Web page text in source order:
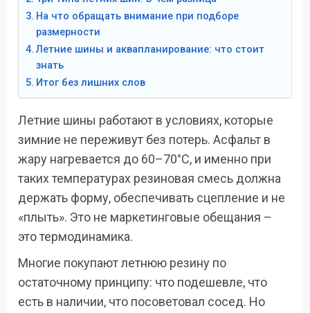
На что обращать внимание при подборе
размерности
Летние шины и аквапланирование: что стоит
знать
Итог без лишних слов
Летние шины работают в условиях, которые
зимние не переживут без потерь. Асфальт в
жару нагревается до 60–70°C, и именно при
таких температурах резиновая смесь должна
держать форму, обеспечивать сцепление и не
«плыть». Это не маркетинговые обещания –
это термодинамика.
Многие покупают летнюю резину по
остаточному принципу: что подешевле, что
есть в наличии, что посоветовал сосед. Но